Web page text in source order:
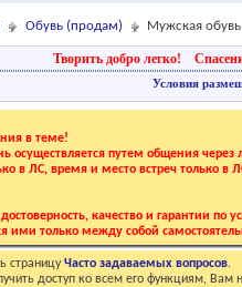
Обувь (продам) Мужская обувь
Творить добро легко!
Условия
в теме!
осуществляется путем общения
в ЛС, время и место встреч
качество и гарантии
ими только между собой
страницуЧасто задаваемых вопросов.
доступ ко всем его функциям, Вам